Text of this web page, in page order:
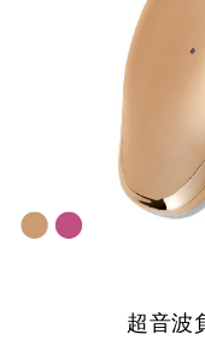
超音波